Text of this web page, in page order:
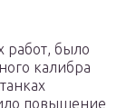
работ, было
калибра
повышение